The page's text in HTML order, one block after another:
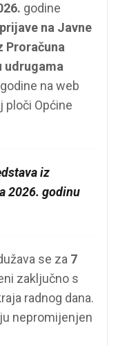
godine
na Javne
Proračuna
udrugama
godine na web
ploči Općine
iz
2026. godinu
se za 7
zaključno s
radnog dana.
nepromijenjen